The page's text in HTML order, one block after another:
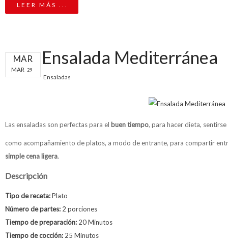
LEER MÁS ...
MAR
MAR 29
Ensalada Mediterránea
Ensaladas
Las ensaladas son perfectas para el buen tiempo, para hacer dieta,
como acompañamiento de platos, a modo de entrante, para compartir
simple cena ligera.
Descripción
Tipo de receta:Plato
Número de partes: 2 porciones
Tiempo de preparación: 20 Minutos
Tiempo de cocción: 25 Minutos